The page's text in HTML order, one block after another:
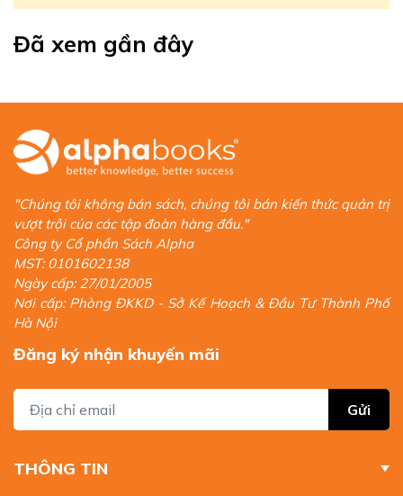
Đã xem gần đây
"Chúng tôi không bán sách, chúng tôi bán kiến thức quản trị
vượt trội của các tập đoàn hàng đầu."
Công ty Cổ phần Sách Alpha
MST: 0101602138
Ngày cấp: 27/01/2005
Nơi cấp: Phòng ĐKKD - Sở Kế Hoạch & Đầu Tư Thành Phố
Hà Nội
Đăng ký nhận khuyến mãi
Gửi
THÔNG TIN